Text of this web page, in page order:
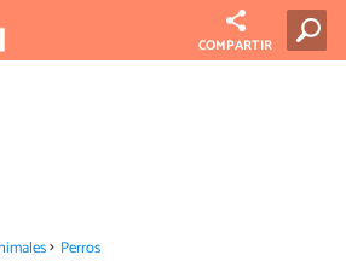
COMPARTIR
Perros